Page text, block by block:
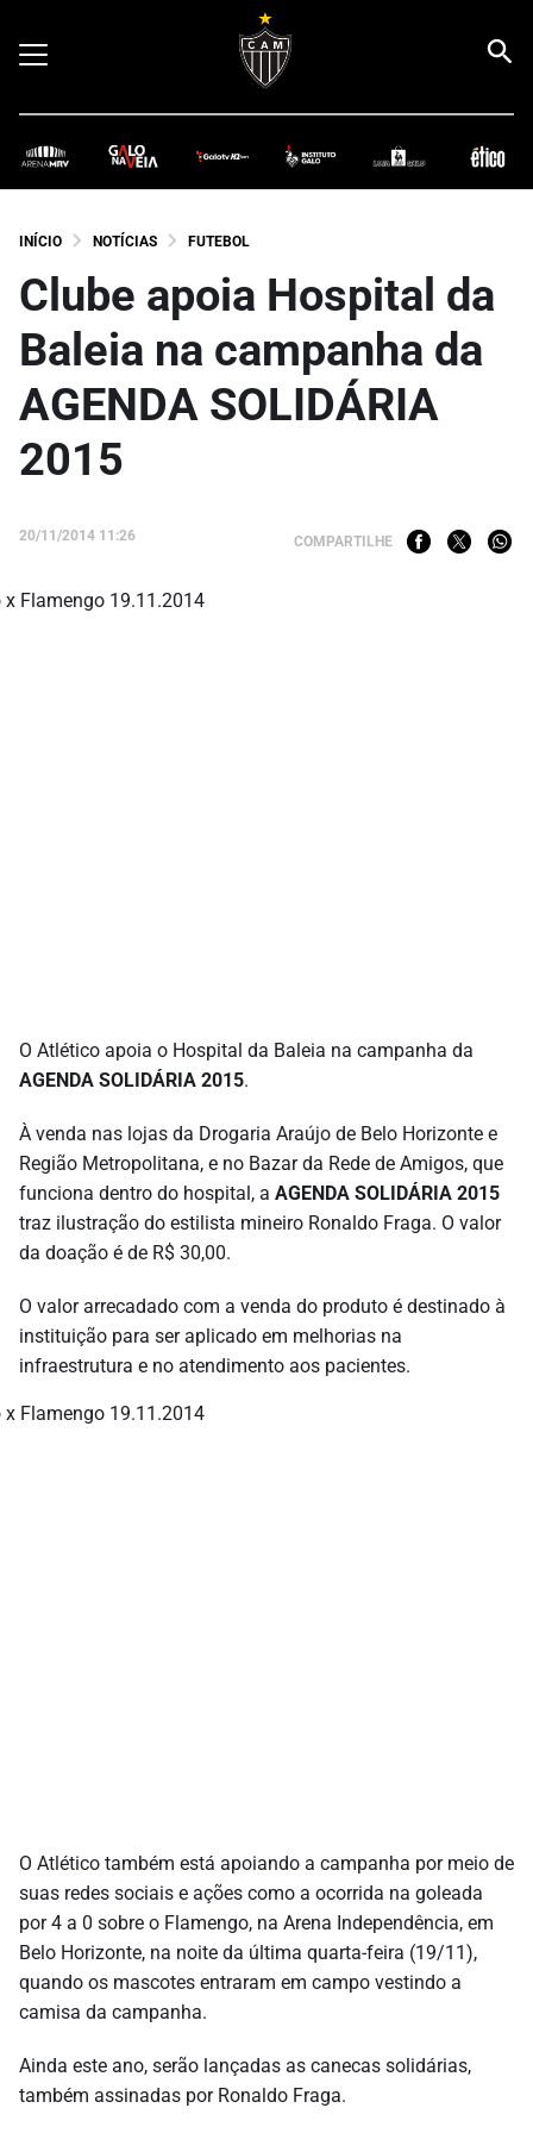
INÍCIO NOTÍCIAS FUTEBOL
Clube apoia Hospital da
Baleia na campanha da
AGENDA SOLIDÁRIA
2015
20/11/2014 11:26 COMPARTILHE
O Atlético apoia o Hospital da Baleia na campanha da
AGENDA SOLIDÁRIA 2015.
À venda nas lojas da Drogaria Araújo de Belo Horizonte e
Região Metropolitana, e no Bazar da Rede de Amigos, que
funciona dentro do hospital, a AGENDA SOLIDÁRIA 2015
traz ilustração do estilista mineiro Ronaldo Fraga. O valor
da doação é de R$ 30,00.
O valor arrecadado com a venda do produto é destinado à
instituição para ser aplicado em melhorias na
infraestrutura e no atendimento aos pacientes.
O Atlético também está apoiando a campanha por meio de
suas redes sociais e ações como a ocorrida na goleada
por 4 a 0 sobre o Flamengo, na Arena Independência, em
Belo Horizonte, na noite da última quarta-feira (19/11),
quando os mascotes entraram em campo vestindo a
camisa da campanha.
Ainda este ano, serão lançadas as canecas solidárias,
também assinadas por Ronaldo Fraga.